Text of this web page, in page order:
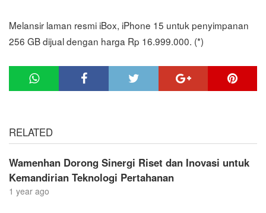
Melansir laman resmi iBox, iPhone 15 untuk penyimpanan
256 GB dijual dengan harga Rp 16.999.000. (*)
RELATED
Wamenhan Dorong Sinergi Riset dan Inovasi untuk
Kemandirian Teknologi Pertahanan
1 year ago